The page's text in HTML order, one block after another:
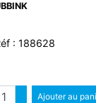
: 188628
Augmenter
Ajouter au